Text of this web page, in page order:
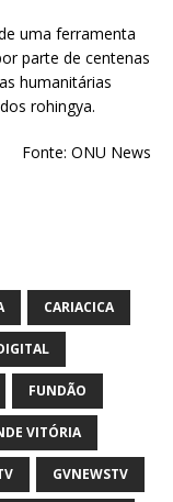
uma ferramenta
parte de centenas
humanitárias
rohingya.
Fonte: ONU News
CARIACICA
FUNDÃO
VITÓRIA
GVNEWSTV